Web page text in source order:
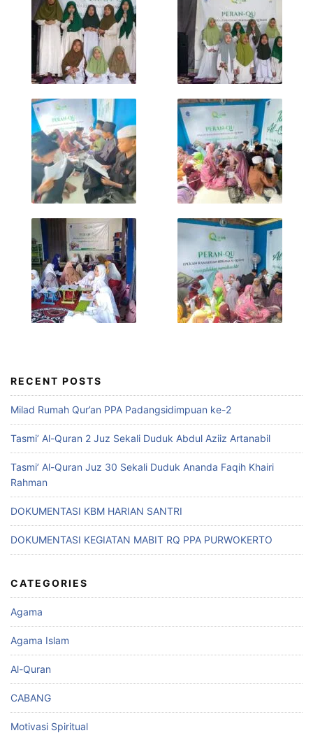
RECENT POSTS
Milad Rumah Qur’an PPA Padangsidimpuan ke-2
Tasmi’ Al-Quran 2 Juz Sekali Duduk Abdul Aziiz Artanabil
Tasmi’ Al-Quran Juz 30 Sekali Duduk Ananda Faqih Khairi
Rahman
DOKUMENTASI KBM HARIAN SANTRI
DOKUMENTASI KEGIATAN MABIT RQ PPA PURWOKERTO
CATEGORIES
Agama
Agama Islam
Al-Quran
CABANG
Motivasi Spiritual